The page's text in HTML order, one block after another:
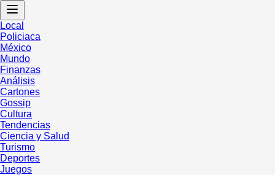
Local
Policiaca
México
Mundo
Finanzas
Análisis
Cartones
Gossip
Cultura
Tendencias
Ciencia y Salud
Turismo
Deportes
Juegos